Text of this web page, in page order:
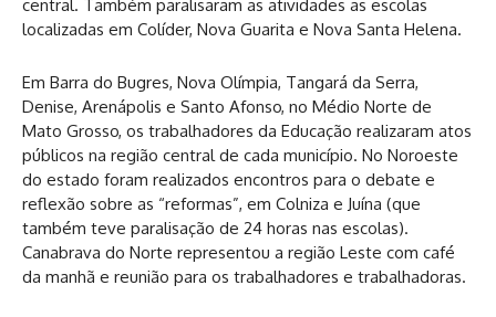
central. Também paralisaram as atividades as escolas
localizadas em Colíder, Nova Guarita e Nova Santa Helena.
Em Barra do Bugres, Nova Olímpia, Tangará da Serra,
Denise, Arenápolis e Santo Afonso, no Médio Norte de
Mato Grosso, os trabalhadores da Educação realizaram atos
públicos na região central de cada município. No Noroeste
do estado foram realizados encontros para o debate e
reflexão sobre as “reformas”, em Colniza e Juína (que
também teve paralisação de 24 horas nas escolas).
Canabrava do Norte representou a região Leste com café
da manhã e reunião para os trabalhadores e trabalhadoras.